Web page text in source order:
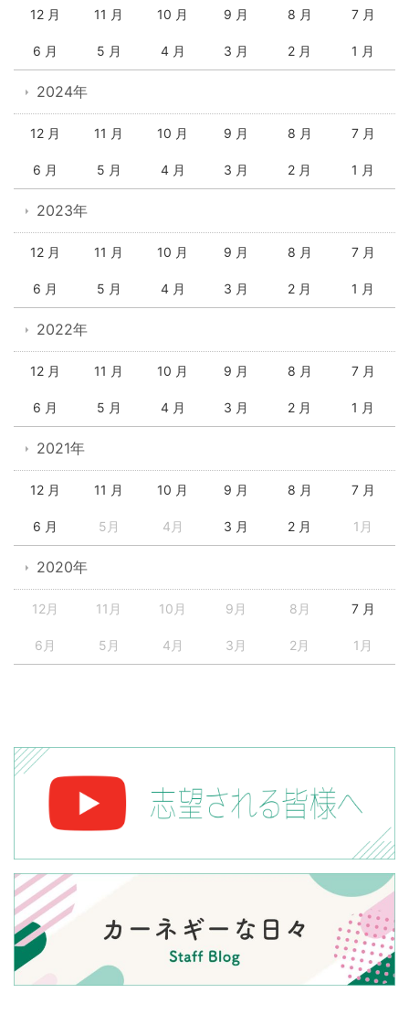
12 月 11 月 10 月 9 月 8 月 7 月
6 月 5 月 4 月 3 月 2 月 1 月
2024年
12 月 11 月 10 月 9 月 8 月 7 月
6 月 5 月 4 月 3 月 2 月 1 月
2023年
12 月 11 月 10 月 9 月 8 月 7 月
6 月 5 月 4 月 3 月 2 月 1 月
2022年
12 月 11 月 10 月 9 月 8 月 7 月
6 月 5 月 4 月 3 月 2 月 1 月
2021年
12 月 11 月 10 月 9 月 8 月 7 月
6 月 5月 4月 3 月 2 月 1月
2020年
12月 11月 10月 9月 8月 7 月
6月 5月 4月 3月 2月 1月